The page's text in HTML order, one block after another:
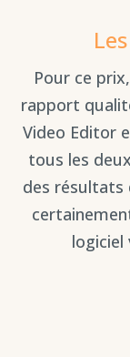
Pour ce
rapport
Video Editor
tous les
des résultats
logiciel